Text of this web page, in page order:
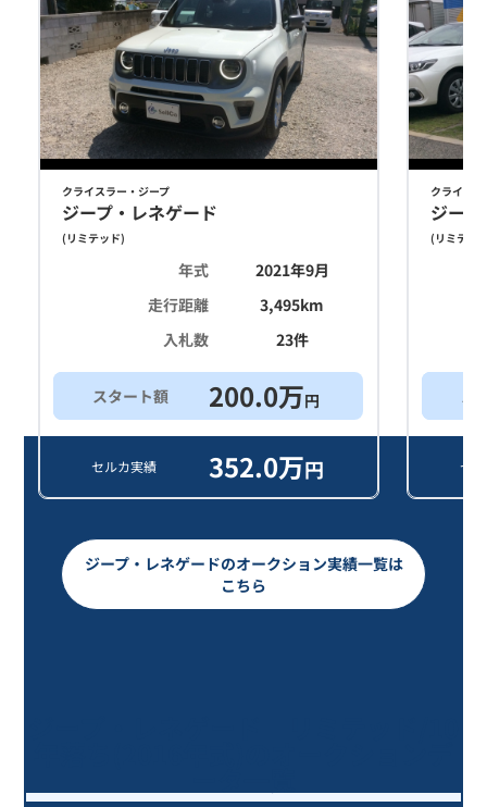
クライスラー・ジープ
ジープ・レネゲード
( リミテッド)
年式
2021年9月
走行距離
3,495km
入札数
23件
スタート額 200.0万円
セルカ実績 352.0万円
クライス
ジー
( リミテッ
セ
ジープ・レネゲードのオークション実績一覧は
こちら